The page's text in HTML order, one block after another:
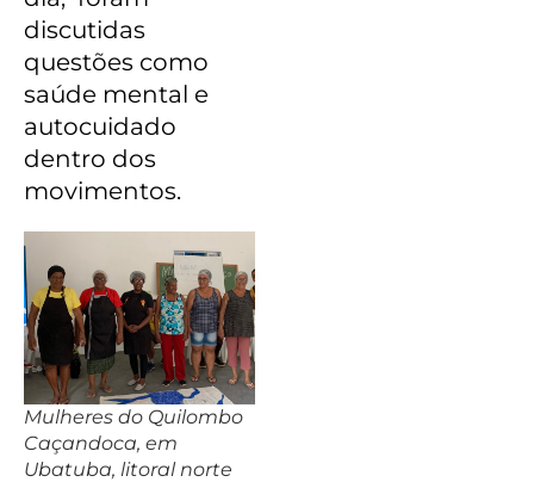
discutidas
questões como
saúde mental e
autocuidado
dentro dos
movimentos.
Mulheres do Quilombo
Caçandoca, em
Ubatuba, litoral norte